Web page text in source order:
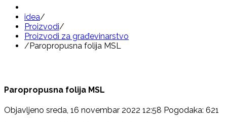
idea/
Proizvodi/
Proizvodi za građevinarstvo
/ Paropropusna folija MSL
Paropropusna folija MSL
Objavljeno sreda, 16 novembar 2022 12:58 Pogodaka: 621